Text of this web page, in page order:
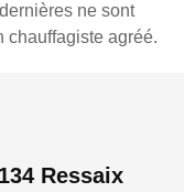
ne sont
chauffagiste agréé.
Ressaix